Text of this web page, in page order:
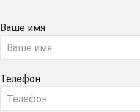
Ваше имя
Телефон